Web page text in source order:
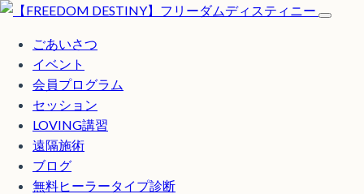
ごあいさつ
イベント
会員プログラム
セッション
LOVING講習
遠隔施術
ブログ
無料ヒーラータイプ診断